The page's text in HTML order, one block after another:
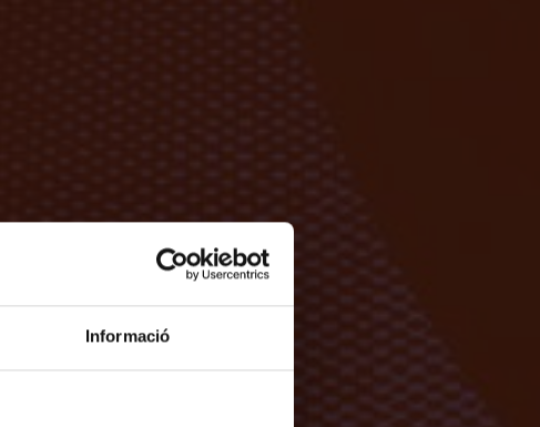
Informació